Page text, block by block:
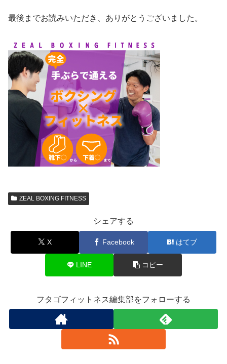
最後までお読みいただき、ありがとうございました。
ZEAL BOXING FITNESS
シェアする
X Facebook はてブ
LINE コピー
フタゴフィットネス編集部をフォローする